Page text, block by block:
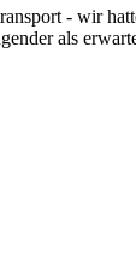
- wir
als